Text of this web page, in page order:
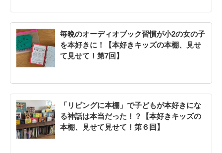
毎晩のオーディオブック習慣が小2の女の子
を本好きに！【本好きキッズの本棚、見せ
て見せて！第7回】
「リビングに本棚」で子どもが本好きにな
る神話は本当だった！？【本好きキッズの
本棚、見せて見せて！第６回】